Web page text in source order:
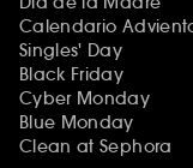
Calendario
Singles' Day
Black Friday
Cyber Monday
Blue Monday
Clean at Sephora